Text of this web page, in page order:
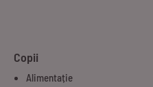
Copii
Alimentație